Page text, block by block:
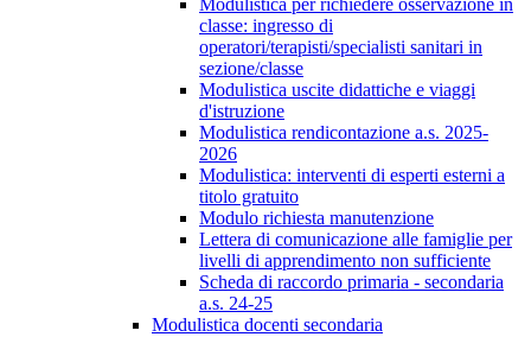
Modulistica per richiedere osservazione in
classe: ingresso di
operatori/terapisti/specialisti sanitari in
sezione/classe
Modulistica uscite didattiche e viaggi
d'istruzione
Modulistica rendicontazione a.s. 2025-
2026
Modulistica: interventi di esperti esterni a
titolo gratuito
Modulo richiesta manutenzione
Lettera di comunicazione alle famiglie per
livelli di apprendimento non sufficiente
Scheda di raccordo primaria - secondaria
a.s. 24-25
Modulistica docenti secondaria